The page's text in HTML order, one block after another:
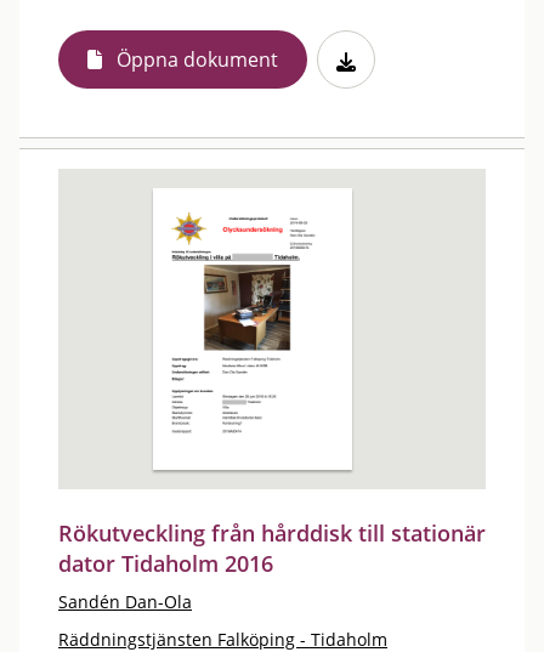
Öppna dokument
Rökutveckling från hårddisk till stationär
dator Tidaholm 2016
Sandén Dan-Ola
Räddningstjänsten Falköping - Tidaholm